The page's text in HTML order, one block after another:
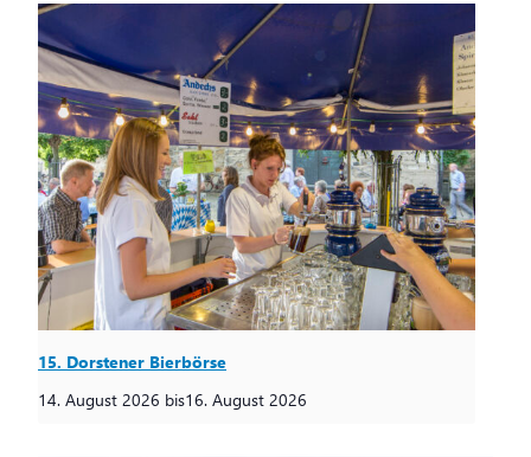
15. Dorstener Bierbörse
14. August 2026 bis16. August 2026